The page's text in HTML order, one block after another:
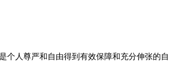
个人尊严和自由得到有效保障和充分伸张